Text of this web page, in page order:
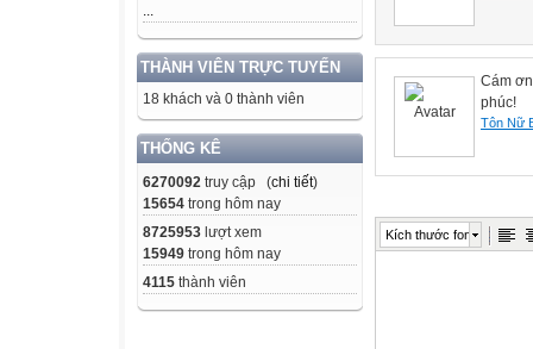
...
THÀNH VIÊN TRỰC TUYẾN
18 khách và 0 thành viên
THỐNG KÊ
6270092 truy cập (chi tiết)
15654 trong hôm nay
8725953 lượt xem
15949 trong hôm nay
4115 thành viên
Cám
phúc!
Tôn Nữ
Kích thước font